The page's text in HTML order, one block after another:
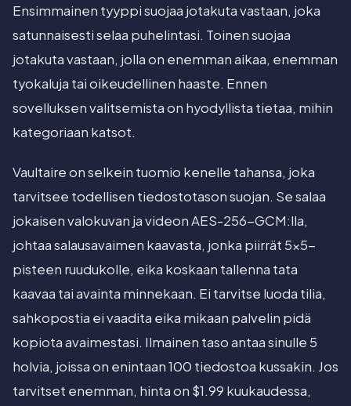
Ensimmainen tyyppi suojaa jotakuta vastaan, joka
satunnaisesti selaa puhelintasi. Toinen suojaa
jotakuta vastaan, jolla on enemman aikaa, enemman
tyokaluja tai oikeudellinen haaste. Ennen
sovelluksen valitsemista on hyodyllista tietaa, mihin
kategoriaan katsot.
Vaultaire on selkein tuomio kenelle tahansa, joka
tarvitsee todellisen tiedostotason suojan. Se salaa
jokaisen valokuvan ja videon AES-256-GCM:lla,
johtaa salausavaimen kaavasta, jonka piirrät 5x5-
pisteen ruudukolle, eika koskaan tallenna tata
kaavaa tai avainta minnekaan. Ei tarvitse luoda tilia,
sahkopostia ei vaadita eika mikaan palvelin pidä
kopiota avaimestasi. Ilmainen taso antaa sinulle 5
holvia, joissa on enintaan 100 tiedostoa kussakin. Jos
tarvitset enemman, hinta on $1.99 kuukaudessa,